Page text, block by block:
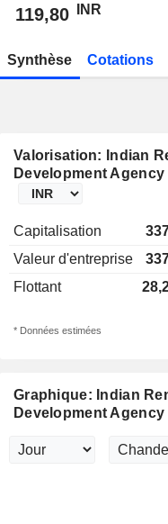
119,80 INR
Synthèse Cotations
Valorisation: Indian
Development Agency
Capitalisation
Valeur d'entreprise
Flottant
* Données estimées
Graphique: Indian
Development Agency